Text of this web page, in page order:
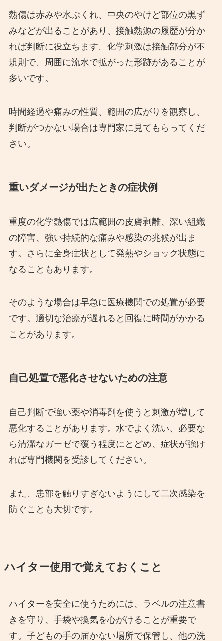
熱傷は赤みや水ぶくれ、中央のやけど部位の黒ず
みなどが出ることがあり、接触熱源の履歴が分か
れば判断に役立ちます。化学刺激は接触部分が不
規則で、周囲に流水で拡がった形跡があることが
多いです。
時間経過や痛みの性質、範囲の広がりを観察し、
判断がつかない場合は専門家に見てもらってくだ
さい。
重いダメージが出たときの症状例
重度の化学熱傷では広範囲の皮膚剥離、深い組織
の障害、強い持続的な痛みや感染の兆候が出ま
す。さらに全身症状として発熱やショック状態に
なることもあります。
そのような場合は早急に医療機関での処置が必要
です。適切な治療が遅れると回復に時間がかかる
ことがあります。
自己処置で悪化させないための注意
自己判断で強い薬や消毒剤を使うと刺激が増して
悪化することがあります。水でよく洗い、必要な
ら清潔なガーゼで覆う程度にとどめ、症状が強け
れば専門機関を受診してください。
また、患部を触りすぎないようにして二次感染を
防ぐことも大切です。
ハイター使用で覚えておくこと
ハイターを安全に使うためには、ラベルの注意書
きを守り、手袋や換気を心がけることが重要で
す。子どもの手の届かない場所で保管し、他の洗